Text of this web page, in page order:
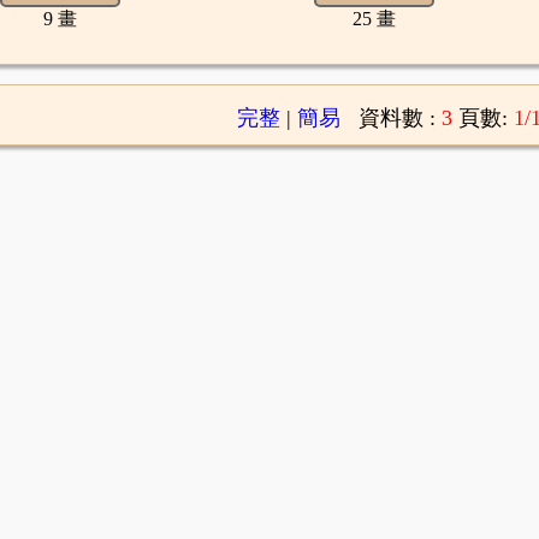
9 畫 25 畫
完整| 簡易 資料數 : 3 頁數: 1/